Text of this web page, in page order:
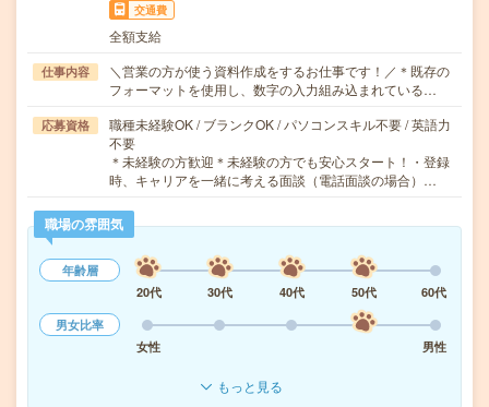
交通費
全額支給
仕事内容
＼営業の方が使う資料作成をするお仕事です！／＊既存の
フォーマットを使用し、数字の入力組み込まれている…
応募資格
職種未経験OK / ブランクOK / パソコンスキル不要 / 英語力
不要
＊未経験の方歓迎＊未経験の方でも安心スタート！・登録
時、キャリアを一緒に考える面談（電話面談の場合）…
職場の雰囲気
年齢層
20代
30代 40代 50代
60代
男女比率
女性
男性
もっと見る